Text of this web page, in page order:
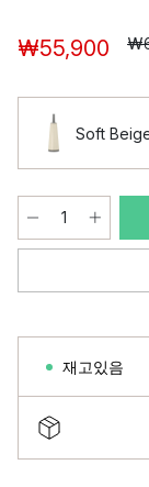
₩55,900
Soft
재고있음